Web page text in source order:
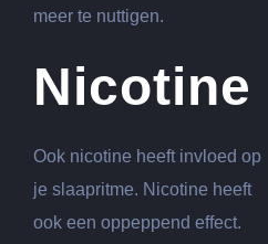
meer te nuttigen.
Nicotine
Ook nicotine heeft invloed op
je slaapritme. Nicotine heeft
ook een oppeppend effect.